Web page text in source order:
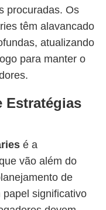
procuradas. Os
têm alavancado
atualizando
para manter o
Estratégias
é a
vão além do
de
papel significativo